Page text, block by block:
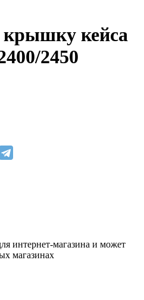
крышку кейса
2450
интернет-магазина и может
магазинах